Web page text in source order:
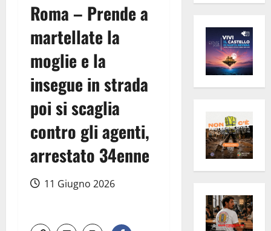
Roma – Prende a
martellate la
moglie e la
insegue in strada
poi si scaglia
contro gli agenti,
arrestato 34enne
11 Giugno 2026